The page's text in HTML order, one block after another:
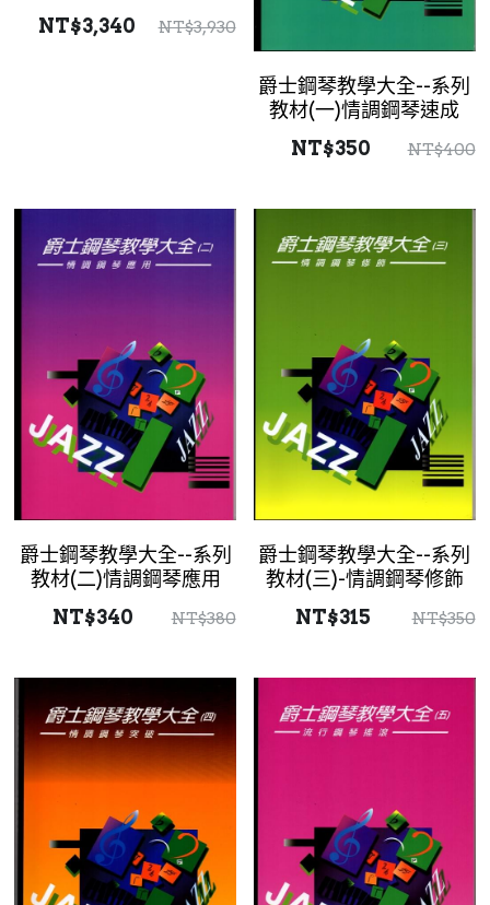
NT$3,340
NT$3,930
爵士鋼琴教學大全--系列
教材(一)情調鋼琴速成
NT$350
NT$400
爵士鋼琴教學大全--系列
教材(二)情調鋼琴應用
NT$340
NT$380
爵士鋼琴教學大全--系列
教材(三)-情調鋼琴修飾
NT$315
NT$350